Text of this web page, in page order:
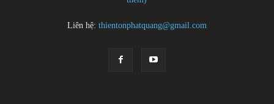
Liên hệ: thientonphatquang@gmail.com